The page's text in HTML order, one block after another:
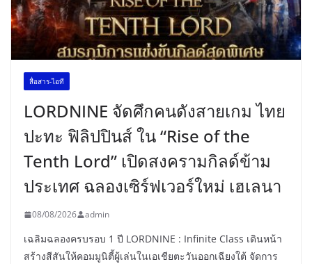
สื่อสาร-ไอที
LORDNINE จัดศึกคนดังสายเกม ไทย
ปะทะ ฟิลิปปินส์ ใน “Rise of the
Tenth Lord” เปิดสงครามกิลด์ข้าม
ประเทศ ฉลองเซิร์ฟเวอร์ใหม่ เฮเลนา
08/08/2026 admin
เฉลิมฉลองครบรอบ 1 ปี LORDNINE : Infinite Class เดินหน้า
สร้างสีสันให้คอมมูนิตี้ผู้เล่นในเอเชียตะวันออกเฉียงใต้ จัดการ